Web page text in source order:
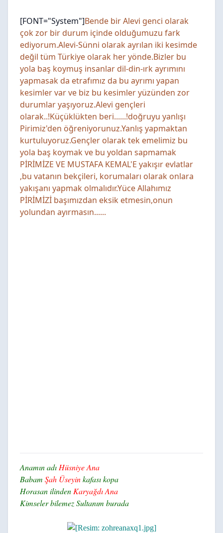
[FONT="System"]Bende bir Alevi genci olarak
çok zor bir durum içinde olduğumuzu fark
ediyorum.Alevi-Sünni olarak ayrılan iki kesimde
değil tüm Türkiye olarak her yönde.Bizler bu
yola baş koymuş insanlar dil-din-ırk ayrımını
yapmasak da etrafımız da bu ayrımı yapan
kesimler var ve biz bu kesimler yüzünden zor
durumlar yaşıyoruz.Alevi gençleri
olarak..!Küçüklükten beri......!doğruyu yanlışı
Pirimiz'den öğreniyorunuz.Yanlış yapmaktan
kurtuluyoruz.Gençler olarak tek emelimiz bu
yola baş koymak ve bu yoldan sapmamak
PİRİMİZE VE MUSTAFA KEMAL'E yakışır evlatlar
,bu vatanın bekçileri, korumaları olarak onlara
yakışanı yapmak olmalıdır.Yüce Allahımız
PİRİMİZİ başımızdan eksik etmesin,onun
yolundan ayırmasın......
Anamın adı Hüsniye Ana
Babam Şah Üseyinkafası kopa
Horasan ilinden Karyağdı Ana
Kimseler bilemez Sultanım burada